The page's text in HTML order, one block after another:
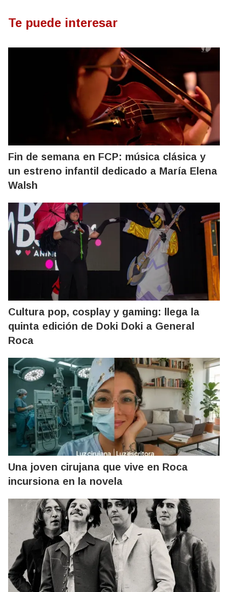
Te puede interesar
Fin de semana en FCP: música clásica y
un estreno infantil dedicado a María Elena
Walsh
Cultura pop, cosplay y gaming: llega la
quinta edición de Doki Doki a General
Roca
Una joven cirujana que vive en Roca
incursiona en la novela